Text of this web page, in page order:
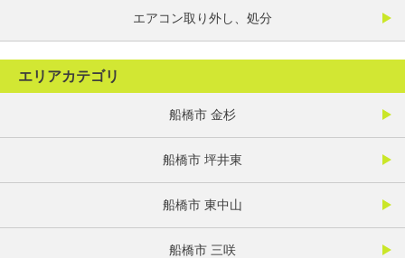
エアコン取り外し、処分
エリアカテゴリ
船橋市 金杉
船橋市 坪井東
船橋市 東中山
船橋市 三咲